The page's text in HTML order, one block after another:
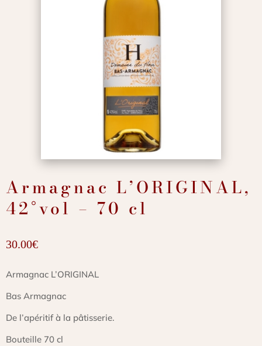
Armagnac L’ORIGINAL,
42°vol – 70 cl
30.00€
Armagnac L’ORIGINAL
Bas Armagnac
De l’apéritif à la pâtisserie.
Bouteille 70 cl